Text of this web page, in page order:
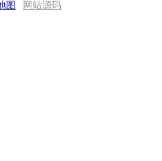
图 网站源码